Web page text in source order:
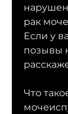
рак
Если у
позывы
Что